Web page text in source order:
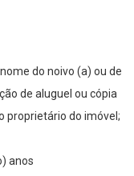
do noivo (a) ou de
de aluguel ou cópia
proprietário do imóvel;
anos